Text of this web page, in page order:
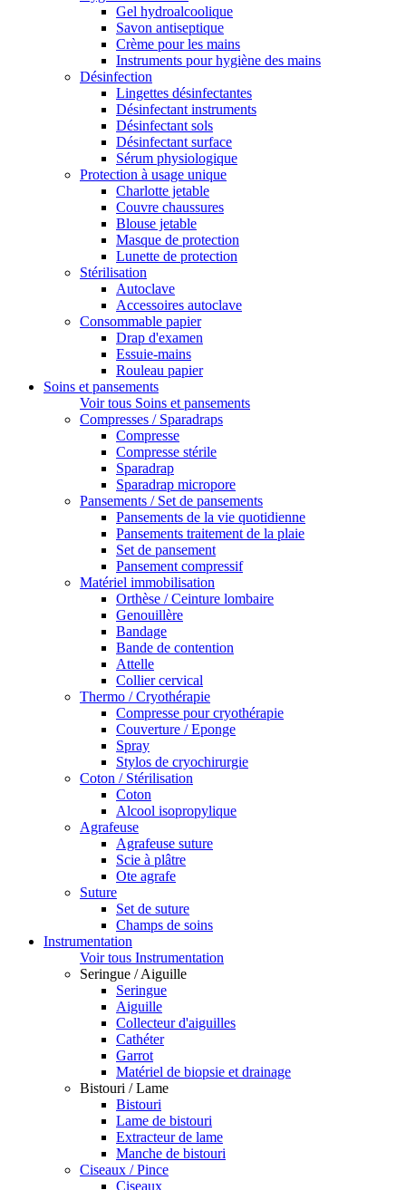
Gel hydroalcoolique
Savon antiseptique
Crème pour les mains
Instruments pour hygiène des mains
Désinfection
Lingettes désinfectantes
Désinfectant instruments
Désinfectant sols
Désinfectant surface
Sérum physiologique
Protection à usage unique
Charlotte jetable
Couvre chaussures
Blouse jetable
Masque de protection
Lunette de protection
Stérilisation
Autoclave
Accessoires autoclave
Consommable papier
Drap d'examen
Essuie-mains
Rouleau papier
Soins et pansements
Voir tous Soins et pansements
Compresses / Sparadraps
Compresse
Compresse stérile
Sparadrap
Sparadrap micropore
Pansements / Set de pansements
Pansements de la vie quotidienne
Pansements traitement de la plaie
Set de pansement
Pansement compressif
Matériel immobilisation
Orthèse / Ceinture lombaire
Genouillère
Bandage
Bande de contention
Attelle
Collier cervical
Thermo / Cryothérapie
Compresse pour cryothérapie
Couverture / Eponge
Spray
Stylos de cryochirurgie
Coton / Stérilisation
Coton
Alcool isopropylique
Agrafeuse
Agrafeuse suture
Scie à plâtre
Ote agrafe
Suture
Set de suture
Champs de soins
Instrumentation
Voir tous Instrumentation
Seringue / Aiguille
Seringue
Aiguille
Collecteur d'aiguilles
Cathéter
Garrot
Matériel de biopsie et drainage
Bistouri / Lame
Bistouri
Lame de bistouri
Extracteur de lame
Manche de bistouri
Ciseaux / Pince
Ciseaux